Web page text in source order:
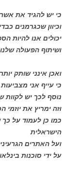
כי יש להגיד את
וכיוון שכגרמנים
יכולים אנו להיות
ושיתוף הפעולה
ואכן אינני שותק יותר
כי עייף אני
נוסף לכך יש
וזה ימריץ את יוזמי
כמו כן לעמוד על כך
הישראלית
ועל האתרים
על ידי סוכנות